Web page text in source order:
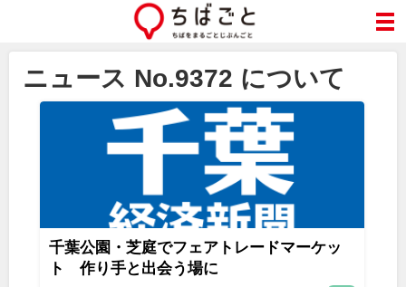
ニュース No.9372 について
千葉公園・芝庭でフェアトレードマーケッ
ト 作り手と出会う場に